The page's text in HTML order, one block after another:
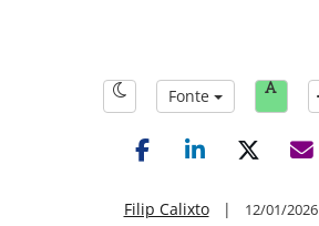
Fonte
Filip Calixto| 12/01/2026